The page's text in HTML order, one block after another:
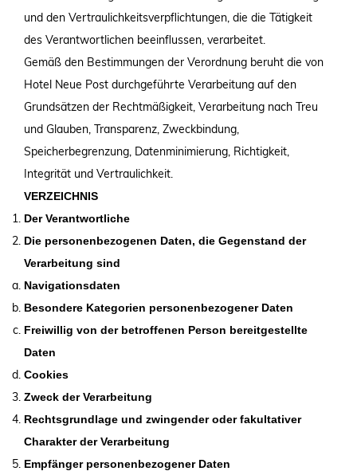
und den Vertraulichkeitsverpflichtungen, die die Tätigkeit
des Verantwortlichen beeinflussen, verarbeitet.
Gemäß den Bestimmungen der Verordnung beruht die von
Hotel Neue Post durchgeführte Verarbeitung auf den
Grundsätzen der Rechtmäßigkeit, Verarbeitung nach Treu
und Glauben, Transparenz, Zweckbindung,
Speicherbegrenzung, Datenminimierung, Richtigkeit,
Integrität und Vertraulichkeit.
VERZEICHNIS
Der Verantwortliche
Die personenbezogenen Daten, die Gegenstand der
Verarbeitung sind
Navigationsdaten
Besondere Kategorien personenbezogener Daten
Freiwillig von der betroffenen Person bereitgestellte
Daten
Cookies
Zweck der Verarbeitung
Rechtsgrundlage und zwingender oder fakultativer
Charakter der Verarbeitung
Empfänger personenbezogener Daten